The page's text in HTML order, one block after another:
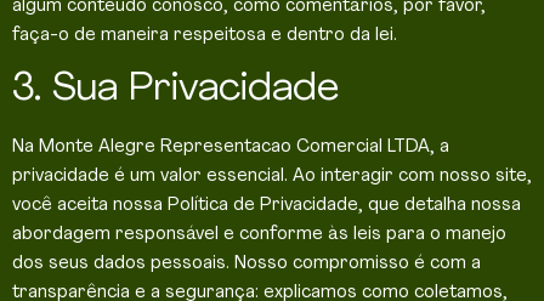
algum conteúdo conosco, como comentários, por favor,
faça-o de maneira respeitosa e dentro da lei.
3. Sua Privacidade
Na Monte Alegre Representacao Comercial LTDA, a
privacidade é um valor essencial. Ao interagir com nosso site,
você aceita nossa Política de Privacidade, que detalha nossa
abordagem responsável e conforme às leis para o manejo
dos seus dados pessoais. Nosso compromisso é com a
transparência e a segurança: explicamos como coletamos,